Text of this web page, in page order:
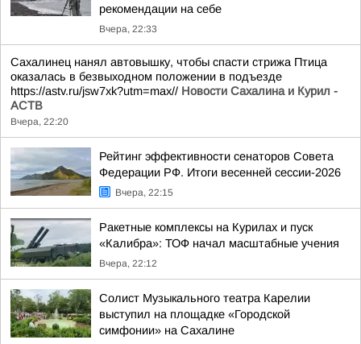
рекомендации на себе
Вчера, 22:33
Сахалинец нанял автовышку, чтобы спасти стрижа Птица
оказалась в безвыходном положении в подъезде
https://astv.ru/jsw7xk?utm=max// Новости Сахалина и Курил -
АСТВ
Вчера, 22:20
Рейтинг эффективности сенаторов Совета
Федерации РФ. Итоги весенней сессии-2026
Вчера, 22:15
Ракетные комплексы на Курилах и пуск
«Калибра»: ТОФ начал масштабные учения
Вчера, 22:12
Солист Музыкального театра Карелии
выступил на площадке «Городской
симфонии» на Сахалине